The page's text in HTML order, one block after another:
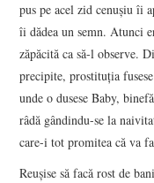
pus pe acel zid cenuşiu îi
îi dădea un semn. Atunci
zăpăcită ca să-l observe.
precipite, prostituţia
unde o dusese Baby,
râdă gândindu-se la
care-i tot promitea că va
Reuşise să facă rost de